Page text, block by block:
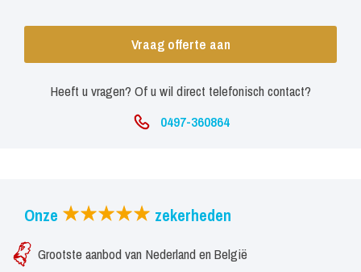
Vraag offerte aan
Heeft u vragen? Of u wil direct telefonisch contact?
0497-360864
Onze zekerheden
Grootste aanbod van Nederland en België